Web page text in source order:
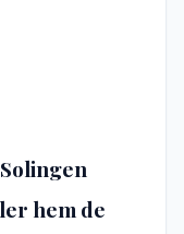
hem de